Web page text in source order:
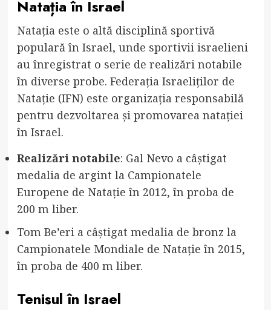
Natația în Israel
Natația este o altă disciplină sportivă
populară în Israel, unde sportivii israelieni
au înregistrat o serie de realizări notabile
în diverse probe. Federația Israeliților de
Natație (IFN) este organizația responsabilă
pentru dezvoltarea și promovarea natației
în Israel.
Realizări notabile: Gal Nevo a câștigat
medalia de argint la Campionatele
Europene de Natație în 2012, în proba de
200 m liber.
Tom Be’eri a câștigat medalia de bronz la
Campionatele Mondiale de Natație în 2015,
în proba de 400 m liber.
Tenisul în Israel